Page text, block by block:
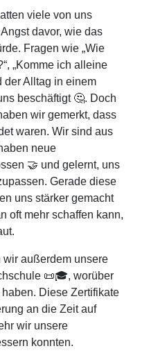
viele von uns
davor, wie das
Fragen wie „Wie
„Komme ich alleine
der Alltag in einem
beschäftigt 🤔. Doch
wir gemerkt, dass
waren. Wir sind aus
neue
🤝 und gelernt, uns
Gerade diese
uns stärker gemacht
oft mehr schaffen kann,
wir außerdem unsere
📜🎓, worüber
Diese Zertifikate
an die Zeit auf
wir unsere
konnten.